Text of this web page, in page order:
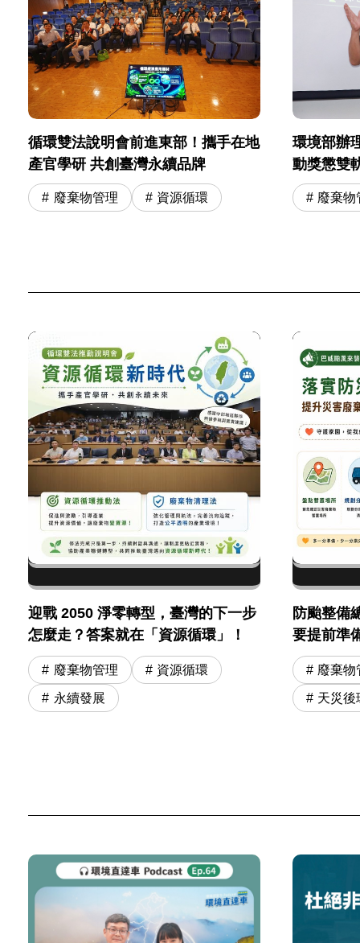
循環雙法說明會前進東部！攜手在地
產官學研 共創臺灣永續品牌
廢棄物管理 資源循環
環境部辦
動獎懲雙
廢棄物
迎戰 2050 淨零轉型，臺灣的下一步
怎麼走？答案就在「資源循環」！
廢棄物管理 資源循環
永續發展
防颱整備
要提前準
廢棄物
天災後